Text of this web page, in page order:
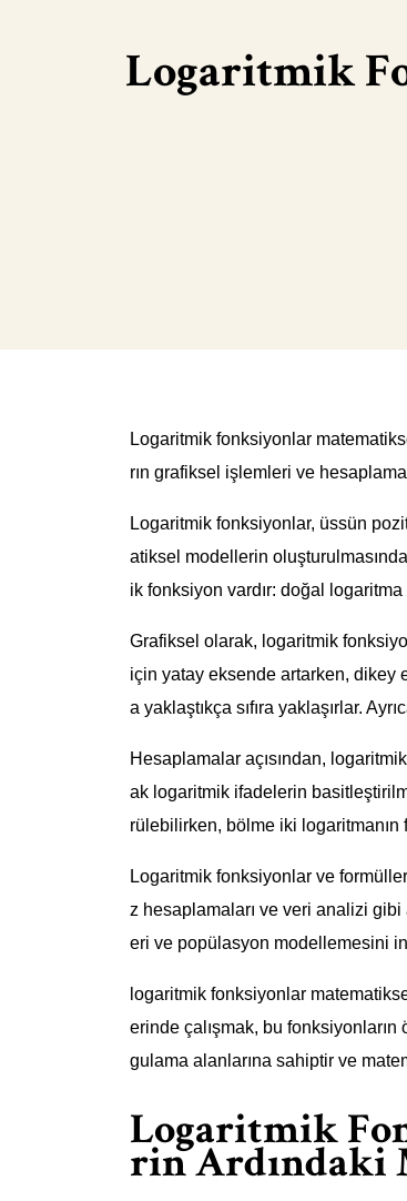
Logaritmik fonksiyonlar
rın grafiksel işlemleri ve
Logaritmik fonksiyonlar, üssün
atiksel modellerin
ik fonksiyon vardır: doğal
Grafiksel olarak, logaritmik
için yatay eksende artarken, dikey
a yaklaştıkça sıfıra yaklaşırlar.
Hesaplamalar açısından,
ak logaritmik ifadelerin
rülebilirken, bölme iki logaritmanın
Logaritmik fonksiyonlar ve
z hesaplamaları ve veri analizi
eri ve popülasyon modellemesini
logaritmik fonksiyonlar
erinde çalışmak, bu
gulama alanlarına sahiptir ve
Logaritmik
rin Ardındaki